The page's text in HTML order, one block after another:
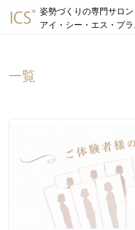
姿勢づくりの専門サロン
アイ・シー・エス・プラ
一覧